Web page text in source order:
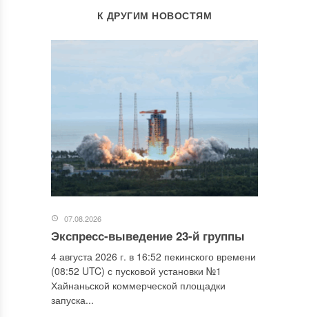
К ДРУГИМ НОВОСТЯМ
07.08.2026
Экспресс-выведение 23-й группы
4 августа 2026 г. в 16:52 пекинского времени
(08:52 UTC) с пусковой установки №1
Хайнаньской коммерческой площадки
запуска...